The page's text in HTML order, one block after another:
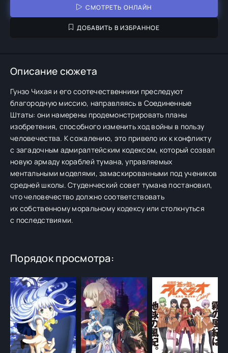
СМОТРЕТЬ ОНЛАЙН
ДОБАВИТЬ В ИЗБРАННОЕ
Описание сюжета
Гунзо Чихая и его соотечественники преследуют
благородную миссию, направляясь в Соединенные
Штаты: они намерены продемонстрировать планы
изобретения, способного изменить ход войны в пользу
человечества. К сожалению, это привело их к конфликту
с загадочным адмиралтейским кодексом, который созвал
новую армаду кораблей тумана, управляемых
ментальными моделями, замаскированными под учеников
средней школы. Студенческий совет тумана постановил,
что человечество должно соответствовать
их собственному моральному кодексу или столкнуться
с последствиями.
Порядок просмотра: